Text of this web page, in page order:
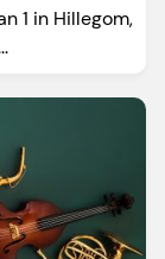
1 in Hillegom,